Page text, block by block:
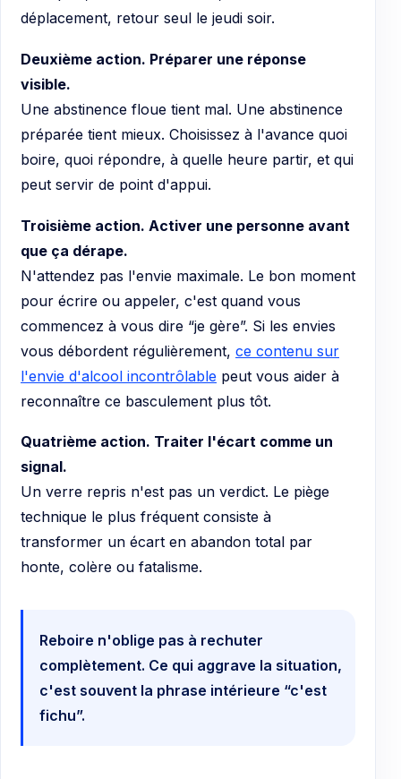
déplacement, retour seul le jeudi soir.
Deuxième action. Préparer une réponse
visible.
Une abstinence floue tient mal. Une abstinence
préparée tient mieux. Choisissez à l'avance quoi
boire, quoi répondre, à quelle heure partir, et qui
peut servir de point d'appui.
Troisième action. Activer une personne avant
que ça dérape.
N'attendez pas l'envie maximale. Le bon moment
pour écrire ou appeler, c'est quand vous
commencez à vous dire “je gère”. Si les envies
vous débordent régulièrement, ce contenu sur
l'envie d'alcool incontrôlable peut vous aider à
reconnaître ce basculement plus tôt.
Quatrième action. Traiter l'écart comme un
signal.
Un verre repris n'est pas un verdict. Le piège
technique le plus fréquent consiste à
transformer un écart en abandon total par
honte, colère ou fatalisme.
Reboire n'oblige pas à rechuter
complètement. Ce qui aggrave la situation,
c'est souvent la phrase intérieure “c'est
fichu”.